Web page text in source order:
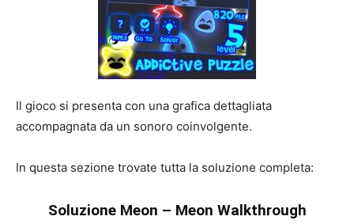
Il gioco si presenta con una grafica dettagliata
accompagnata da un sonoro coinvolgente.
In questa sezione trovate tutta la soluzione completa:
Soluzione Meon – Meon Walkthrough